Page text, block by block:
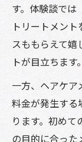
す。体験談では
トリートメン
スももらえて嬉
トが目立ちます。
一方、ヘアケア
料金が発生する
ります。初め
の目的に合った